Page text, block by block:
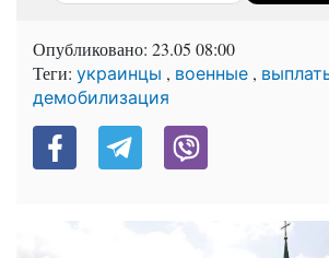
Опубликовано: 23.05 08:00
Теги: украинцы , военные ,
демобилизация